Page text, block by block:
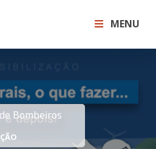
MENU
Bombeiros